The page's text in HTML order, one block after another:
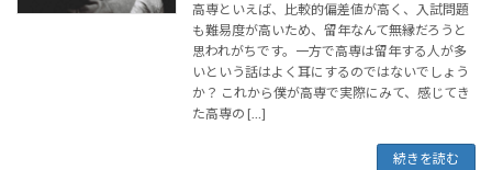
高専といえば、比較的偏差値が高く、入試問題
も難易度が高いため、留年なんて無縁だろうと
思われがちです。一方で高専は留年する人が多
いという話はよく耳にするのではないでしょう
か？ これから僕が高専で実際にみて、感じてき
た高専の […]
続きを読む